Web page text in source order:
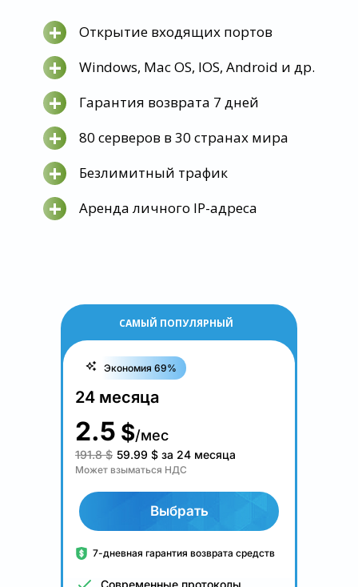
+ Открытие входящих портов
+ Windows, Mac OS, IOS, Android и др.
+ Гарантия возврата 7 дней
+ 80 серверов в 30 странах мира
+ Безлимитный трафик
+ Аренда личного IP-адреса
САМЫЙ ПОПУЛЯРНЫЙ
Экономия 69%
24 месяца
2.5 $/мес
191.8 $ 59.99 $ за 24 месяца
Может взыматься НДС
Выбрать
7-дневная гарантия возврата средств